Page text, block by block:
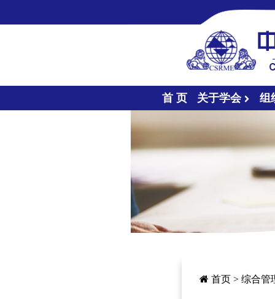
首 页 关于学会 组
首页 > 综合管